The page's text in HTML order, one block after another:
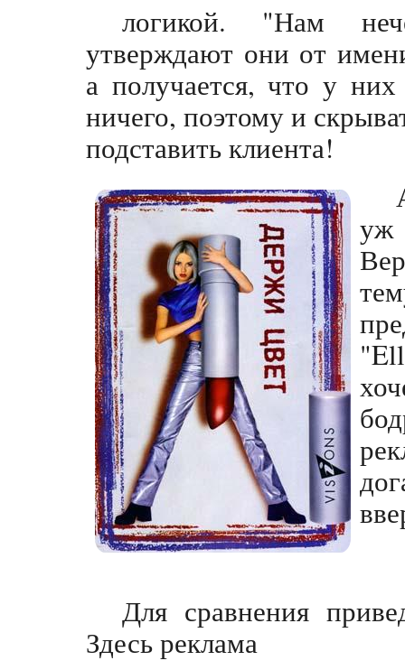
логикой. "Нам
утверждают они от
а получается, что у
ничего, поэтому и
подставить клиента!
уж
Для сравнения
Здесь реклама